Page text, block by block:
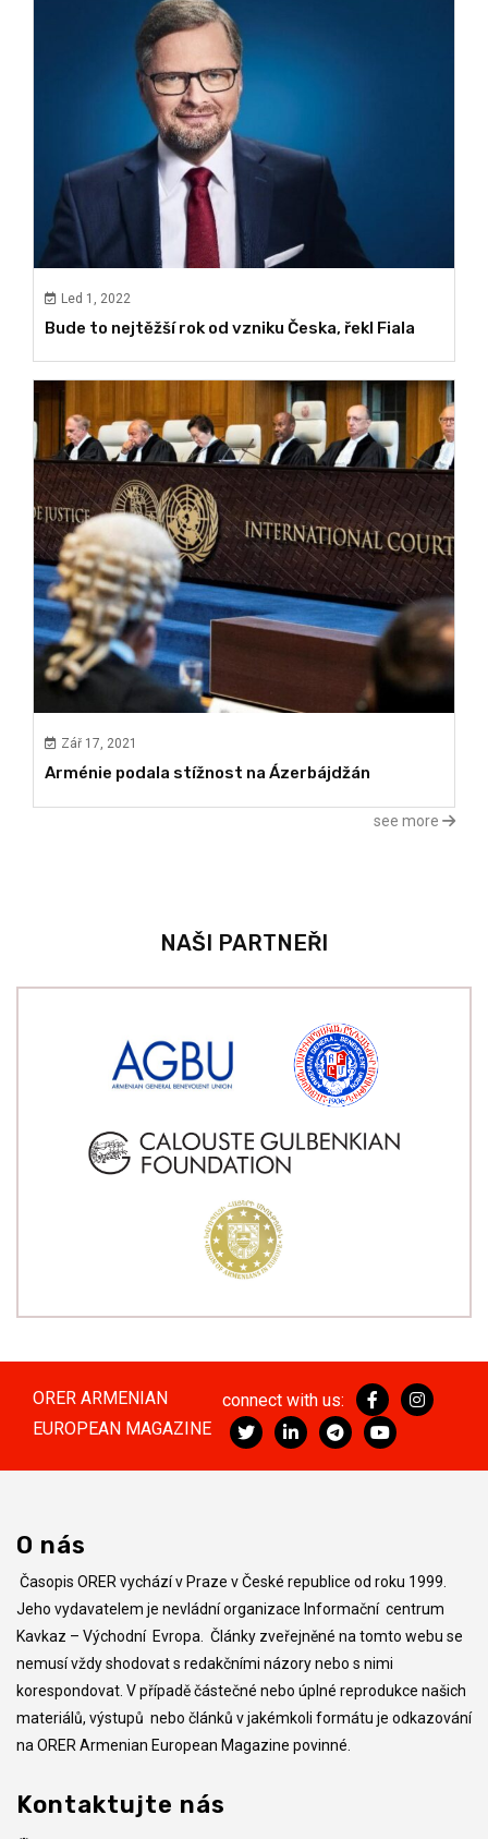
Led 1, 2022
Bude to nejtěžší rok od vzniku Česka, řekl Fiala
Zář 17, 2021
Arménie podala stížnost na Ázerbájdžán
see more
NAŠI PARTNEŘI
ORER ARMENIAN
EUROPEAN MAGAZINE
connect with us:
O nás
Časopis ORER vychází v Praze v České republice od roku 1999.
Jeho vydavatelem je nevládní organizace Informační centrum
Kavkaz – Východní Evropa. Články zveřejněné na tomto webu se
nemusí vždy shodovat s redakčními názory nebo s nimi
korespondovat. V případě částečné nebo úplné reprodukce našich
materiálů, výstupů nebo článků v jakémkoli formátu je odkazování
na ORER Armenian European Magazine povinné.
Kontaktujte nás